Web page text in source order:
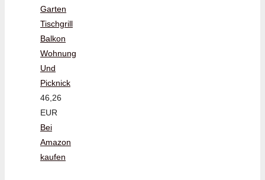
Garten
Tischgrill
Balkon
Wohnung
Und
Picknick
46,26
EUR
Bei
Amazon
kaufen